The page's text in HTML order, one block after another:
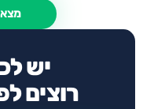
מצא
יש
רוצים